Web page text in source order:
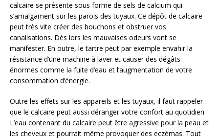
calcaire se présente sous forme de sels de calcium qui
s’amalgament sur les parois des tuyaux. Ce dépôt de calcaire
peut très vite créer des bouchons et obstruer vos
canalisations. Dès lors les mauvaises odeurs vont se
manifester. En outre, le tartre peut par exemple envahir la
résistance d’une machine à laver et causer des dégâts
énormes comme la fuite d’eau et l’augmentation de votre
consommation d’énergie.
Outre les effets sur les appareils et les tuyaux, il faut rappeler
que le calcaire peut aussi déranger votre confort au quotidien.
L’eau contenant du calcaire peut être agressive pour la peau et
les cheveux et pourrait même provoquer des eczémas. Tout